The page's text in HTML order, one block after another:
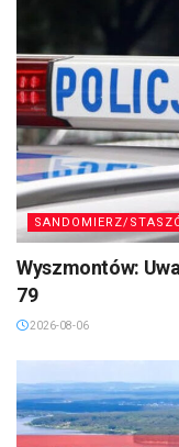
SANDOMIERZ/
Wyszmontów:
79
2026-08-06